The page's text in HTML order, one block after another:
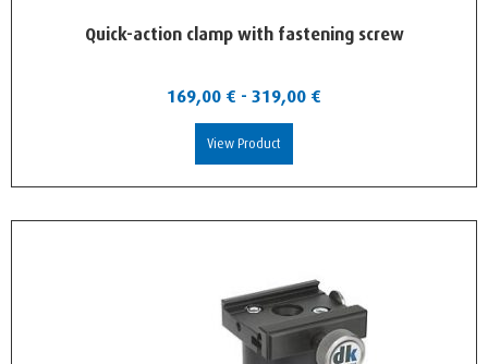
Quick-action clamp with fastening screw
169,00 € - 319,00 €
View Product